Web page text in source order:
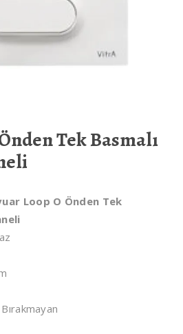
Tek Basmalı
Loop O Önden Tek